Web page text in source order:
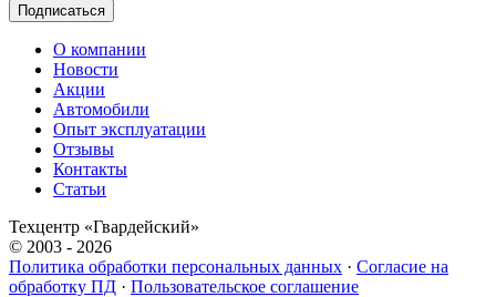
Подписаться
О компании
Новости
Акции
Автомобили
Опыт эксплуатации
Отзывы
Контакты
Статьи
Техцентр «Гвардейский»
© 2003 - 2026
Политика обработки персональных данных · Согласие на
обработку ПД · Пользовательское соглашение